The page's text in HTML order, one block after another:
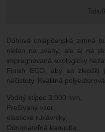
Dúhová chlapčenská zimná
nielen na svahy, ale aj na
impregnovaná ekologicky
Finish ECO, aby sa zlepšili
nečistoty. Kvalitná
Vodný stĺpec 3.000 mm,
Prešívaný vzor,
elastické rukávniky,
Odnímateľná kapucňa,